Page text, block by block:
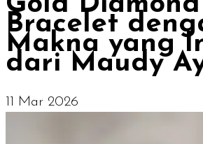
Bracelet
Makna yang
dari Maudy
11 Mar 2026